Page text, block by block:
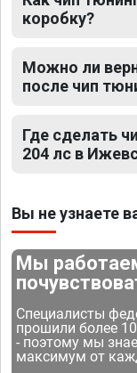
коробку?
Можно ли
после чип
Где сделать
204 лс в
Вы не узнаете
Мы
Специалисты
прошили более
- поэтому мы
максимум от